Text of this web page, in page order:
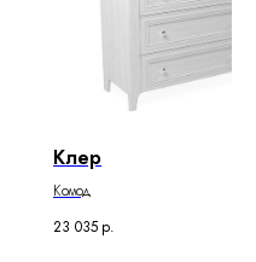
Клер
Комод
23 035 р.